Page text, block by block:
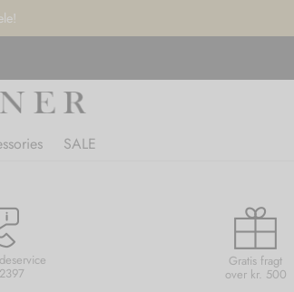
SALE
Gratis fragt
over kr. 500